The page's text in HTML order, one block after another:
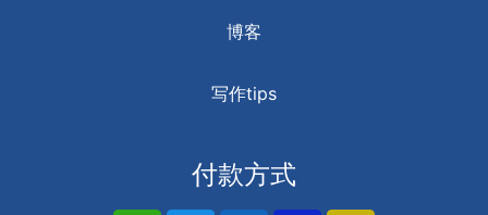
博客
写作tips
付款方式